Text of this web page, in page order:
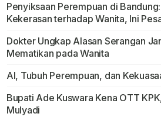
Penyiksaan Perempuan di
Kekerasan terhadap Wanita, Ini
Dokter Ungkap Alasan Serangan
Mematikan pada Wanita
AI, Tubuh Perempuan, dan
Bupati Ade Kuswara Kena OTT
Mulyadi